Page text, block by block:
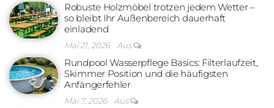
Robuste Holzmöbel trotzen jedem Wetter –
so bleibt Ihr Außenbereich dauerhaft
einladend
Mai 21, 2026 Aus
Rundpool Wasserpflege Basics: Filterlaufzeit,
Skimmer Position und die häufigsten
Anfängerfehler
Mai 7, 2026 Aus